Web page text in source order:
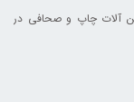
آلات چاپ و صحافی در
با نام تجاری افق قطعات